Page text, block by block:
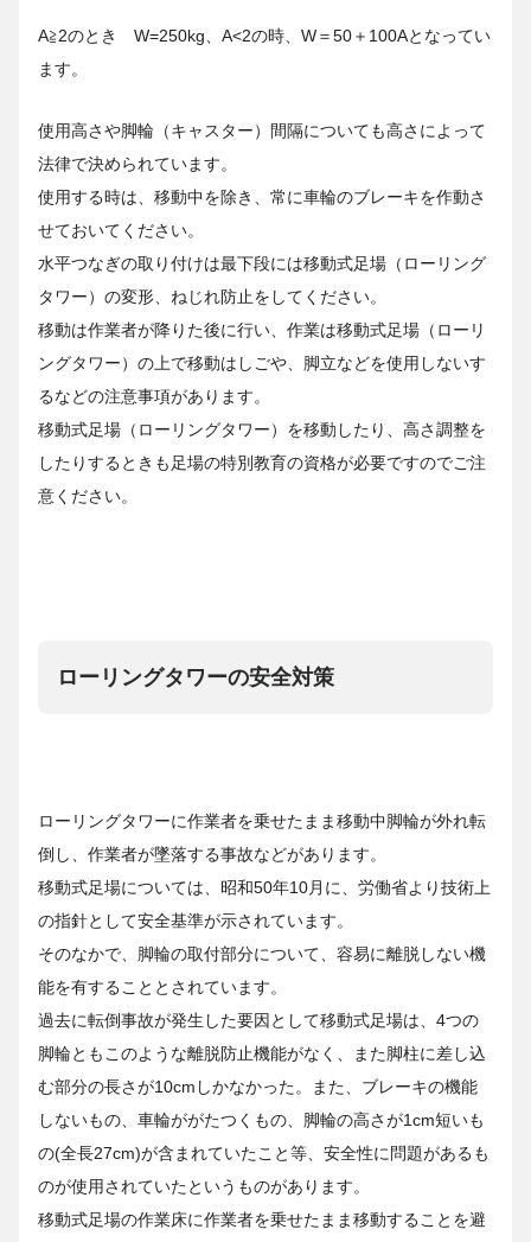
A≧2のとき W=250kg、A<2の時、W＝50＋100Aとなってい
ます。
使用高さや脚輪（キャスター）間隔についても高さによって
法律で決められています。
使用する時は、移動中を除き、常に車輪のブレーキを作動さ
せておいてください。
水平つなぎの取り付けは最下段には移動式足場（ローリング
タワー）の変形、ねじれ防止をしてください。
移動は作業者が降りた後に行い、作業は移動式足場（ローリ
ングタワー）の上で移動はしごや、脚立などを使用しないす
るなどの注意事項があります。
移動式足場（ローリングタワー）を移動したり、高さ調整を
したりするときも足場の特別教育の資格が必要ですのでご注
意ください。
ローリングタワーの安全対策
ローリングタワーに作業者を乗せたまま移動中脚輪が外れ転
倒し、作業者が墜落する事故などがあります。
移動式足場については、昭和50年10月に、労働省より技術上
の指針として安全基準が示されています。
そのなかで、脚輪の取付部分について、容易に離脱しない機
能を有することとされています。
過去に転倒事故が発生した要因として移動式足場は、4つの
脚輪ともこのような離脱防止機能がなく、また脚柱に差し込
む部分の長さが10cmしかなかった。また、ブレーキの機能
しないもの、車輪ががたつくもの、脚輪の高さが1cm短いも
の(全長27cm)が含まれていたこと等、安全性に問題があるも
のが使用されていたというものがあります。
移動式足場の作業床に作業者を乗せたまま移動することを避